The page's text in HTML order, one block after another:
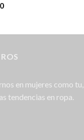
en mujeres como tu,
tendencias en ropa.